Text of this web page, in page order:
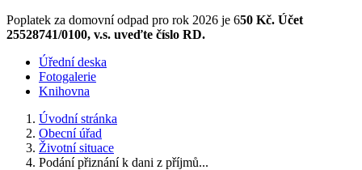
Poplatek za domovní odpad pro rok 2026 je 650 Kč. Účet
25528741/0100, v.s. uveďte číslo RD.
Úřední deska
Fotogalerie
Knihovna
Úvodní stránka
Obecní úřad
Životní situace
Podání přiznání k dani z příjmů...